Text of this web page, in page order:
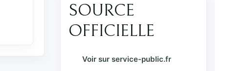
SOURCE
OFFICIELLE
Voir sur service-public.fr